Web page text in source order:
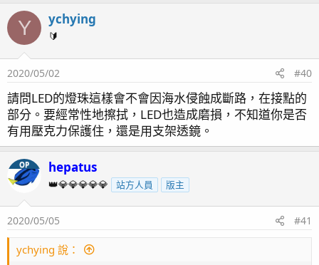
c
t
i
o
n
：
Y ychying
🔰
2020/05/02 #40
請問LED的燈珠這樣會不會因海水侵蝕成斷路，在接點的
部分。要經常性地擦拭，LED也造成磨損，不知道你是否
有用壓克力保護住，還是用支架透鏡。
OP hepatus
👑💎💎💎💎💎 站方人員 版主
2020/05/05 #41
ychying 說：